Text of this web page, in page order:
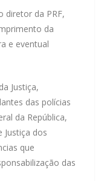
diretor da PRF,
da
e eventual
Justiça,
das polícias
da República,
Justiça dos
que
das